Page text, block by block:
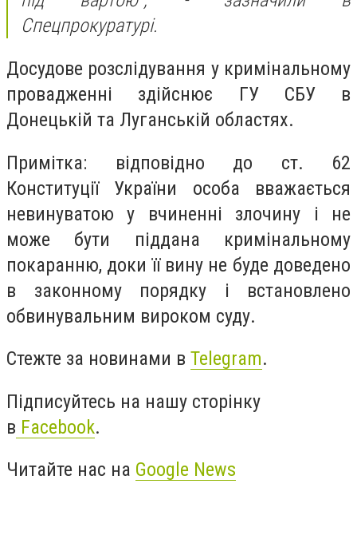
Спецпрокуратурі.
Досудове розслідування у кримінальному
провадженні здійснює ГУ СБУ в
Донецькій та Луганській областях.
Примітка: відповідно до ст. 62
Конституції України особа вважається
невинуватою у вчиненні злочину і не
може бути піддана кримінальному
покаранню, доки її вину не буде доведено
в законному порядку і встановлено
обвинувальним вироком суду.
Стежте за новинами в Telegram.
Підписуйтесь на нашу сторінку
в Facebook.
Читайте нас на Google News